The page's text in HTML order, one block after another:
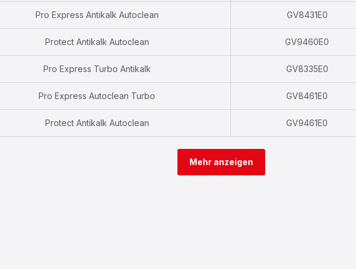
Pro Express Antikalk Autoclean
GV8431E0
Protect Antikalk Autoclean
GV9460E0
Pro Express Turbo Antikalk
GV8335E0
Pro Express Autoclean Turbo
GV8461E0
Protect Antikalk Autoclean
GV9461E0
Mehr anzeigen